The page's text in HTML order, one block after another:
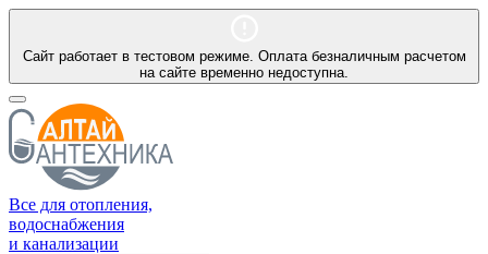
Сайт работает в тестовом режиме. Оплата безналичным расчетом
на сайте временно недоступна.
Все для отопления,
водоснабжения
и канализации